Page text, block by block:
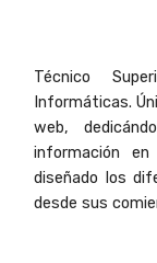
Técnico
Informáticas.
web,
información
diseñado los
desde sus